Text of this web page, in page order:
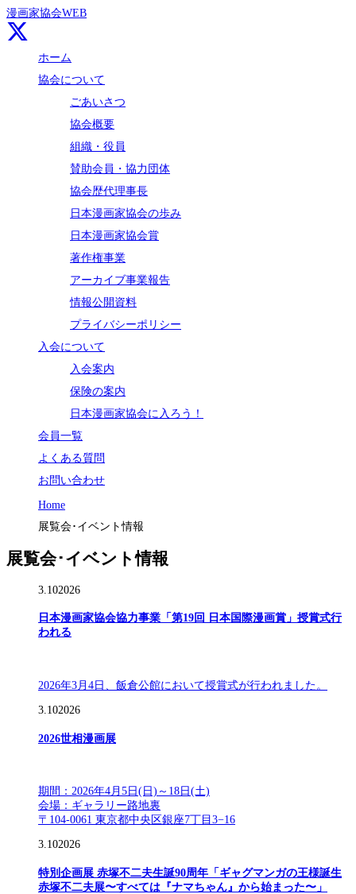
漫画家協会WEB
ホーム
協会について
ごあいさつ
協会概要
組織・役員
賛助会員・協力団体
協会歴代理事長
日本漫画家協会の歩み
日本漫画家協会賞
著作権事業
アーカイブ事業報告
情報公開資料
プライバシーポリシー
入会について
入会案内
保険の案内
日本漫画家協会に入ろう！
会員一覧
よくある質問
お問い合わせ
Home
展覧会･イベント情報
展覧会･イベント情報
3.102026
日本漫画家協会協力事業「第19回 日本国際漫画賞」授賞式行
われる
2026年3月4日、飯倉公館において授賞式が行われました。
3.102026
2026世相漫画展
期間：2026年4月5日(日)～18日(土)
会場：ギャラリー路地裏
〒104-0061 東京都中央区銀座7丁目3−16
3.102026
特別企画展 赤塚不二夫生誕90周年「ギャグマンガの王様誕生
赤塚不二夫展〜すべては『ナマちゃん』から始まった〜」